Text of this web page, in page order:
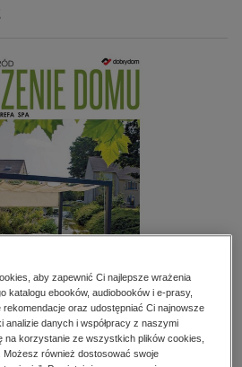
technologie, informatyka
kultura
informacyjne
aby zapewnić Ci najlepsze wrażenia
katalogu ebooków, audiobooków i e-prasy,
oraz udostępniać Ci najnowsze
analizie danych i współpracy z naszymi
na korzystanie ze wszystkich plików cookies,
Możesz również dostosować swoje